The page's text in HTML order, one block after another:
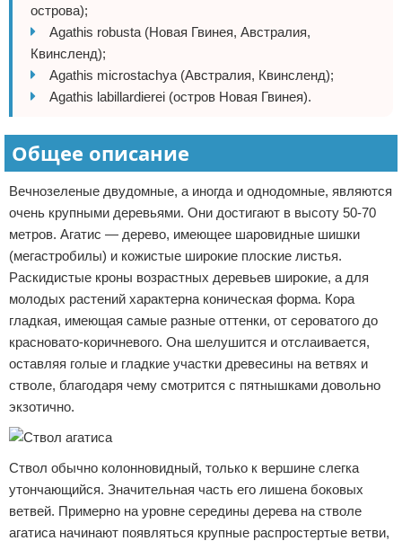
острова);
Agathis robusta (Новая Гвинея, Австралия,
Квинсленд);
Agathis microstachya (Австралия, Квинсленд);
Agathis labillardierei (остров Новая Гвинея).
Общее описание
Вечнозеленые двудомные, а иногда и однодомные, являются
очень крупными деревьями. Они достигают в высоту 50-70
метров. Агатис — дерево, имеющее шаровидные шишки
(мегастробилы) и кожистые широкие плоские листья.
Раскидистые кроны возрастных деревьев широкие, а для
молодых растений характерна коническая форма. Кора
гладкая, имеющая самые разные оттенки, от сероватого до
красновато-коричневого. Она шелушится и отслаивается,
оставляя голые и гладкие участки древесины на ветвях и
стволе, благодаря чему смотрится с пятнышками довольно
экзотично.
Ствол обычно колонновидный, только к вершине слегка
утончающийся. Значительная часть его лишена боковых
ветвей. Примерно на уровне середины дерева на стволе
агатиса начинают появляться крупные распростертые ветви,